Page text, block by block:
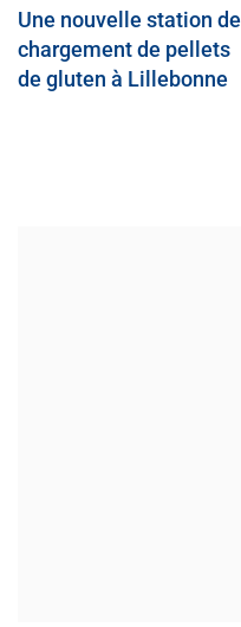
Une nouvelle station de
chargement de pellets
de gluten à Lillebonne